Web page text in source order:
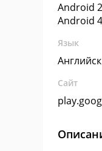
Android
Android
Язык
Сайт